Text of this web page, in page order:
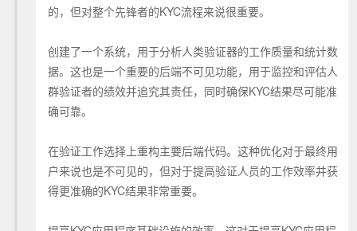
的，但对整个先锋者的KYC流程来说很重要。
创建了一个系统，用于分析人类验证器的工作质量和统计数
据。这也是一个重要的后端不可见功能，用于监控和评估人
群验证者的绩效并追究其责任，同时确保KYC结果尽可能准
确可靠。
在验证工作选择上重构主要后端代码。这种优化对于最终用
户来说也是不可见的，但对于提高验证人员的工作效率并获
得更准确的KYC结果非常重要。